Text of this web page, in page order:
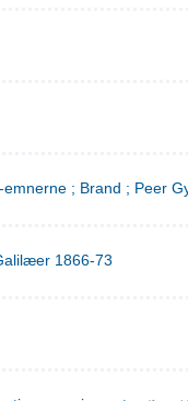
; Brand ; Peer
1866-73